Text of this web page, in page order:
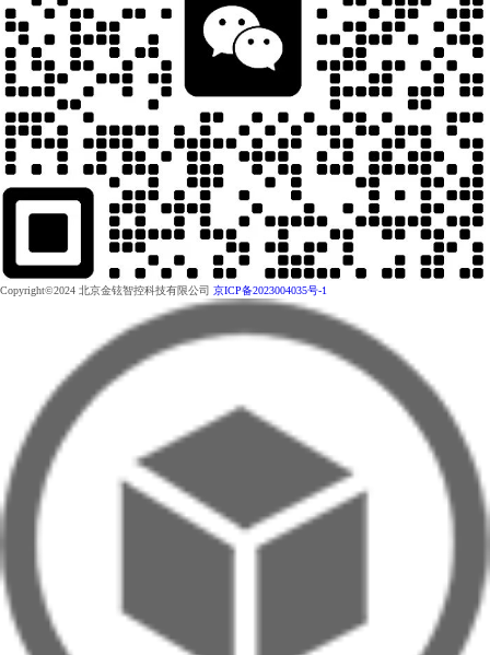
Copyright©2024 北京金铉智控科技有限公司 京ICP备2023004035号-1